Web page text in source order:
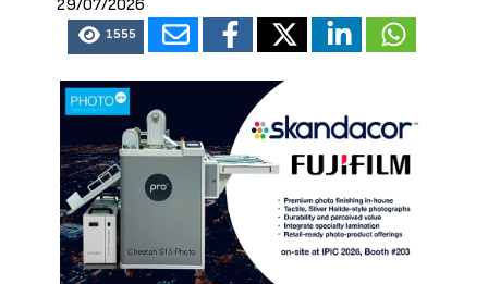
29/07/2026
1555